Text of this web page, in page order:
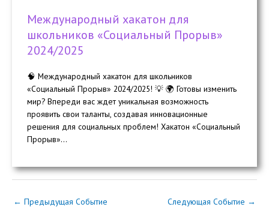
Международный хакатон для
школьников «Социальный Прорыв»
2024/2025
🧠 Международный хакатон для школьников
«Социальный Прорыв» 2024/2025! 💡 🌍 Готовы изменить
мир? Впереди вас ждет уникальная возможность
проявить свои таланты, создавая инновационные
решения для социальных проблем! Хакатон «Социальный
Прорыв»...
← Предыдущая Событие Следующая Событие →